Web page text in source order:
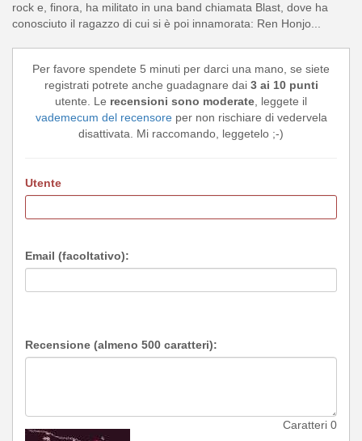
rock e, finora, ha militato in una band chiamata Blast, dove ha
conosciuto il ragazzo di cui si è poi innamorata: Ren Honjo...
Per favore spendete 5 minuti per darci una mano, se siete
registrati potrete anche guadagnare dai 3 ai 10 punti
utente. Le recensioni sono moderate , leggete il
vademecum del recensoreper non rischiare di vedervela
disattivata. Mi raccomando, leggetelo ;-)
Utente
Email (facoltativo):
Recensione (almeno 500 caratteri):
Caratteri 0